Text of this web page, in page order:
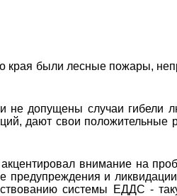
были лесные пожары,
допущены случаи гибели
дают свои положительные
внимание на
предупреждения и
системы ЕДДС -